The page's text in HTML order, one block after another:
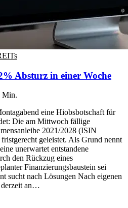
Absturz in einer Woche
Min.
eine Hiobsbotschaft für
Die am Mittwoch fällige
2021/2028 (ISIN
geleistet. Als Grund nennt
unerwartet entstandene
den Rückzug eines
Finanzierungsbaustein sei
sucht nach Lösungen Nach eigenen
an…